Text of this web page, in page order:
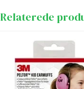
Relaterede